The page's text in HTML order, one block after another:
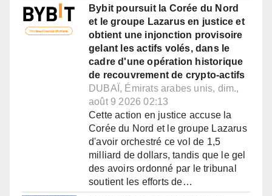
Bybit poursuit la Corée du Nord
et le groupe Lazarus en justice et
obtient une injonction provisoire
gelant les actifs volés, dans le
cadre d'une opération historique
de recouvrement de crypto-actifs
DUBAÏ, Émirats arabes unis, dim.,
août 9 2026 02:13
Cette action en justice accuse la
Corée du Nord et le groupe Lazarus
d'avoir orchestré ce vol de 1,5
milliard de dollars, tandis que le gel
des avoirs ordonné par le tribunal
soutient les efforts de…